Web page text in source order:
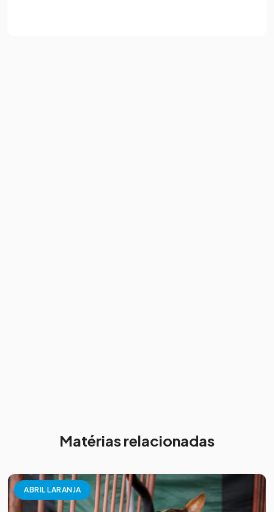
Matérias relacionadas
ABRIL LARANJA